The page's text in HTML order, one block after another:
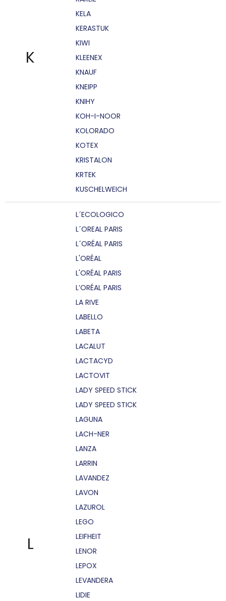
K
KELA
KERASTUK
KIWI
KLEENEX
KNAUF
KNEIPP
KNIHY
KOH-I-NOOR
KOLORADO
KOTEX
KRISTALON
KRTEK
KUSCHELWEICH
L
L´ECOLOGICO
L´OREAL PARIS
L´ORÉAL PARIS
L'ORÉAL
L'ORÉAL PARIS
L’ORÉAL PARIS
LA RIVE
LABELLO
LABETA
LACALUT
LACTACYD
LACTOVIT
LADY SPEED STICK
LADY SPEED STICK
LAGUNA
LACH-NER
LANZA
LARRIN
LAVANDEZ
LAVON
LAZUROL
LEGO
LEIFHEIT
LENOR
LEPOX
LEVANDERA
LIDIE